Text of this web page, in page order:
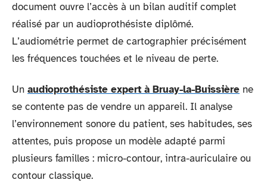
document ouvre l’accès à un bilan auditif complet
réalisé par un audioprothésiste diplômé.
L’audiométrie permet de cartographier précisément
les fréquences touchées et le niveau de perte.
Un audioprothésiste expert à Bruay-la-Buissière ne
se contente pas de vendre un appareil. Il analyse
l’environnement sonore du patient, ses habitudes, ses
attentes, puis propose un modèle adapté parmi
plusieurs familles : micro-contour, intra-auriculaire ou
contour classique.